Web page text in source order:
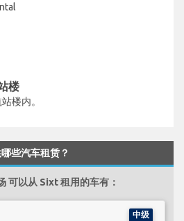
楼
楼内。
些汽车租赁？
可以从 Sixt 租用的车有：
中级